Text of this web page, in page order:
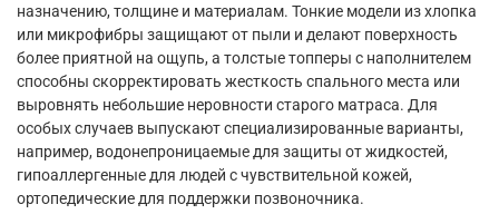
назначению, толщине и материалам. Тонкие модели из хлопка
или микрофибры защищают от пыли и делают поверхность
более приятной на ощупь, а толстые топперы с наполнителем
способны скорректировать жесткость спального места или
выровнять небольшие неровности старого матраса. Для
особых случаев выпускают специализированные варианты,
например, водонепроницаемые для защиты от жидкостей,
гипоаллергенные для людей с чувствительной кожей,
ортопедические для поддержки позвоночника.